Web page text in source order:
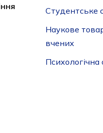
Студентське
Наукове
вчених